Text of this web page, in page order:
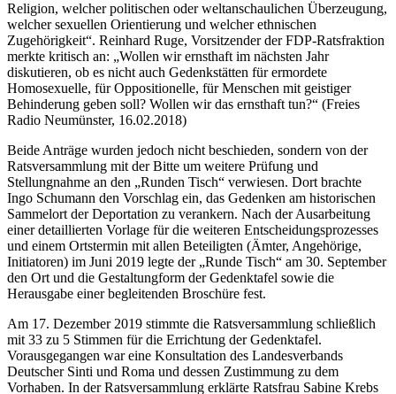
Religion, welcher politischen oder weltanschaulichen Überzeugung,
welcher sexuellen Orientierung und welcher ethnischen
Zugehörigkeit“. Reinhard Ruge, Vorsitzender der FDP-Ratsfraktion
merkte kritisch an: „Wollen wir ernsthaft im nächsten Jahr
diskutieren, ob es nicht auch Gedenkstätten für ermordete
Homosexuelle, für Oppositionelle, für Menschen mit geistiger
Behinderung geben soll? Wollen wir das ernsthaft tun?“ (Freies
Radio Neumünster, 16.02.2018)
Beide Anträge wurden jedoch nicht beschieden, sondern von der
Ratsversammlung mit der Bitte um weitere Prüfung und
Stellungnahme an den „Runden Tisch“ verwiesen. Dort brachte
Ingo Schumann den Vorschlag ein, das Gedenken am historischen
Sammelort der Deportation zu verankern. Nach der Ausarbeitung
einer detaillierten Vorlage für die weiteren Entscheidungsprozesses
und einem Ortstermin mit allen Beteiligten (Ämter, Angehörige,
Initiatoren) im Juni 2019 legte der „Runde Tisch“ am 30. September
den Ort und die Gestaltungform der Gedenktafel sowie die
Herausgabe einer begleitenden Broschüre fest.
Am 17. Dezember 2019 stimmte die Ratsversammlung schließlich
mit 33 zu 5 Stimmen für die Errichtung der Gedenktafel.
Vorausgegangen war eine Konsultation des Landesverbands
Deutscher Sinti und Roma und dessen Zustimmung zu dem
Vorhaben. In der Ratsversammlung erklärte Ratsfrau Sabine Krebs